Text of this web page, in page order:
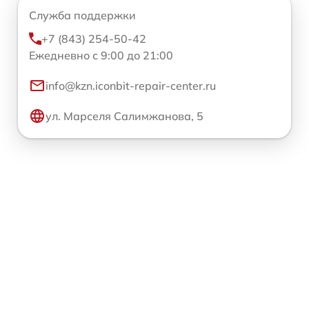
Служба поддержки
+7 (843) 254-50-42
Ежедневно с 9:00 до 21:00
info@kzn.iconbit-repair-center.ru
ул. Марселя Салимжанова, 5